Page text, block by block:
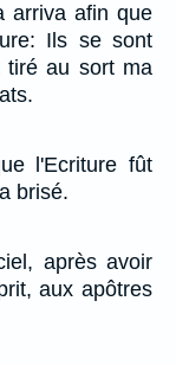
arriva afin que
Ils se sont
tiré au sort ma
l'Ecriture fût
brisé.
après avoir
aux apôtres